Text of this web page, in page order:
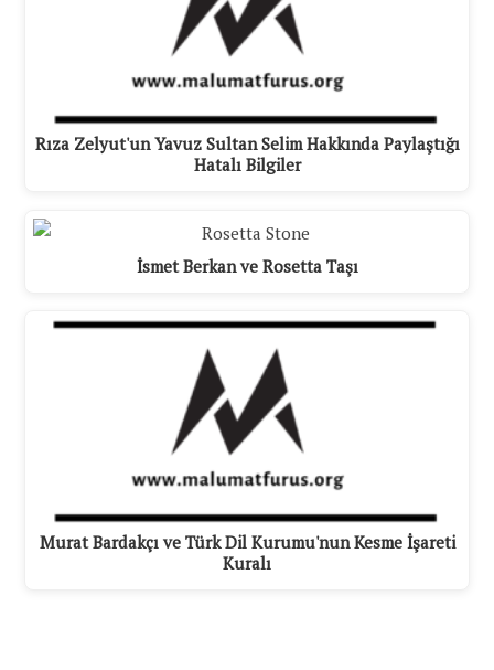
Rıza Zelyut'un Yavuz Sultan Selim Hakkında Paylaştığı
Hatalı Bilgiler
İsmet Berkan ve Rosetta Taşı
Murat Bardakçı ve Türk Dil Kurumu'nun Kesme İşareti
Kuralı